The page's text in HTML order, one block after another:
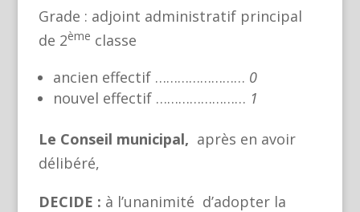
Grade : adjoint administratif principal
de 2ème classe
ancien effectif …………………… 0
nouvel effectif …………………… 1
Le Conseil municipal, après en avoir
délibéré,
DECIDE : à l’unanimité d’adopter la